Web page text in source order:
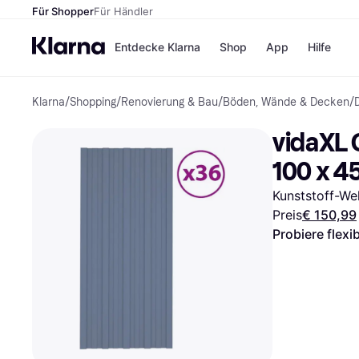
Für ShopperFür Händler
Entdecke Klarna
Zahlungsmethoden
Sofort bezahlen
Bezahle in 3
Teilzahlungen
Bezahle in bis zu 30
Ratenzahlung
Shop
Shops
H&M
Temu
App Hilfe
Klarna/Shopping/Renovierung & Bau/Böden, Wände & Decken/
vidaXL
100 x
Kunststoff-
Preis€ 150,99
Probiere